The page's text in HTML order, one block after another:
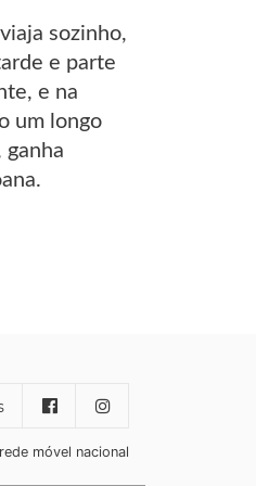
sozinho,
e parte
e na
um longo
móvel nacional